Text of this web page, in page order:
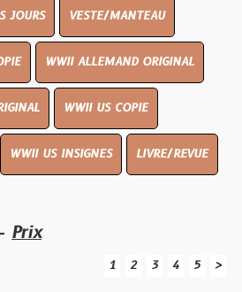
JOURS VESTE/MANTEAU
WWII ALLEMAND ORIGINAL
WWII US COPIE
WWII US INSIGNES LIVRE/REVUE
Prix
1 2 3 4 5 >